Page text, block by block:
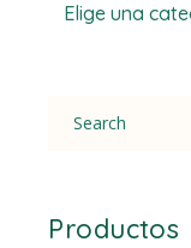
Elige una
for:
Productos